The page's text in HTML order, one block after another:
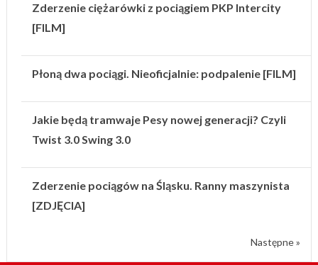
Zderzenie ciężarówki z pociągiem PKP Intercity
[FILM]
Płoną dwa pociągi. Nieoficjalnie: podpalenie [FILM]
Jakie będą tramwaje Pesy nowej generacji? Czyli
Twist 3.0 Swing 3.0
Zderzenie pociągów na Śląsku. Ranny maszynista
[ZDJĘCIA]
Następne »